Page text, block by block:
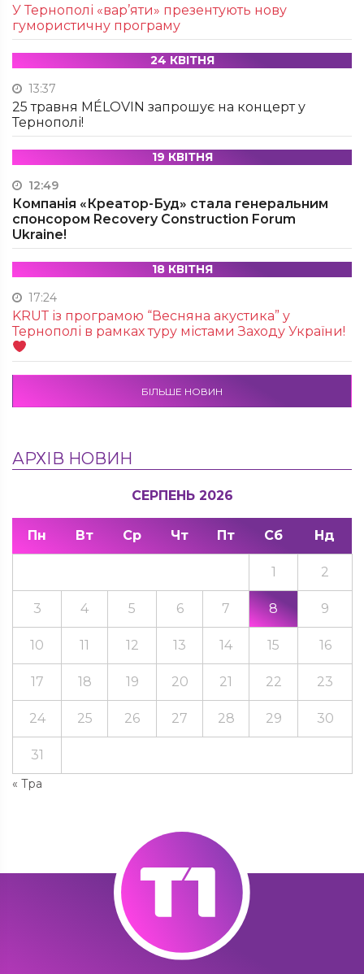
У Тернополі «вар’яти» презентують нову
гумористичну програму
24 КВІТНЯ
13:37
25 травня MÉLOVIN запрошує на концерт у
Тернополі!
19 КВІТНЯ
12:49
Компанія «Креатор-Буд» стала генеральним
спонсором Recovery Construction Forum
Ukraine!
18 КВІТНЯ
17:24
KRUТ із програмою “Весняна акустика” у
Тернополі в рамках туру містами Заходу України!
БІЛЬШЕ НОВИН
АРХІВ НОВИН
СЕРПЕНЬ 2026
Пн Вт Ср Чт Пт Сб Нд
« Тра
1 2
3 4 5 6 7 8 9
10 11 12 13 14 15 16
17 18 19 20 21 22 23
24 25 26 27 28 29 30
31